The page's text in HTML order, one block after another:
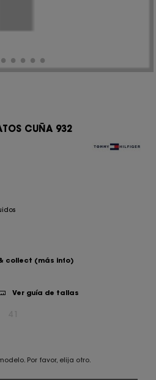
CUÑA 932
collect (más info)
Ver guía de tallas
Por favor, elija otro.